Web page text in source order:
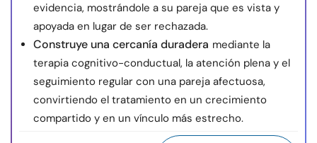
evidencia, mostrándole a su pareja que es vista y
apoyada en lugar de ser rechazada.
Construye una cercanía duradera mediante la
terapia cognitivo-conductual, la atención plena y el
seguimiento regular con una pareja afectuosa,
convirtiendo el tratamiento en un crecimiento
compartido y en un vínculo más estrecho.